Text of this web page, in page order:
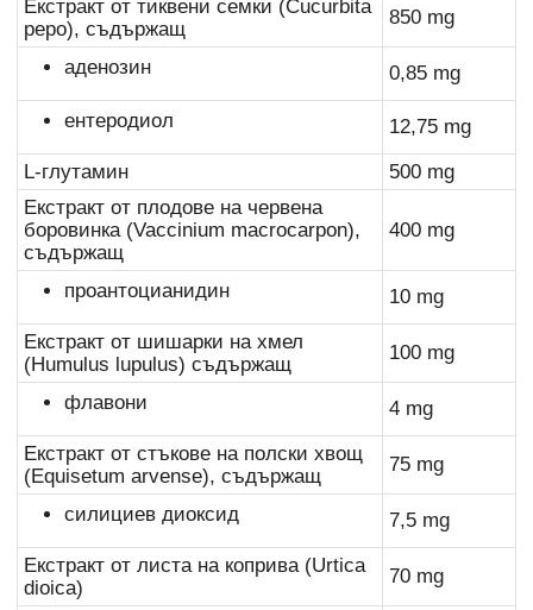
Екстракт от тиквени семки (Cucurbita
pepo), съдържащ
850 mg
аденозин 0,85 mg
ентеродиол
12,75 mg
L-глутамин
500 mg
Екстракт от плодове на червена
боровинка (Vaccinium macrocarpon),
съдържащ
400 mg
проантоцианидин
10 mg
Екстракт от шишарки на хмел
(Humulus lupulus) съдържащ
100 mg
флавони
4 mg
Екстракт от стъкове на полски хвощ
(Equisetum arvense), съдържащ
75 mg
силициев диоксид
7,5 mg
Екстракт от листа на коприва (Urtica
dioica)
70 mg